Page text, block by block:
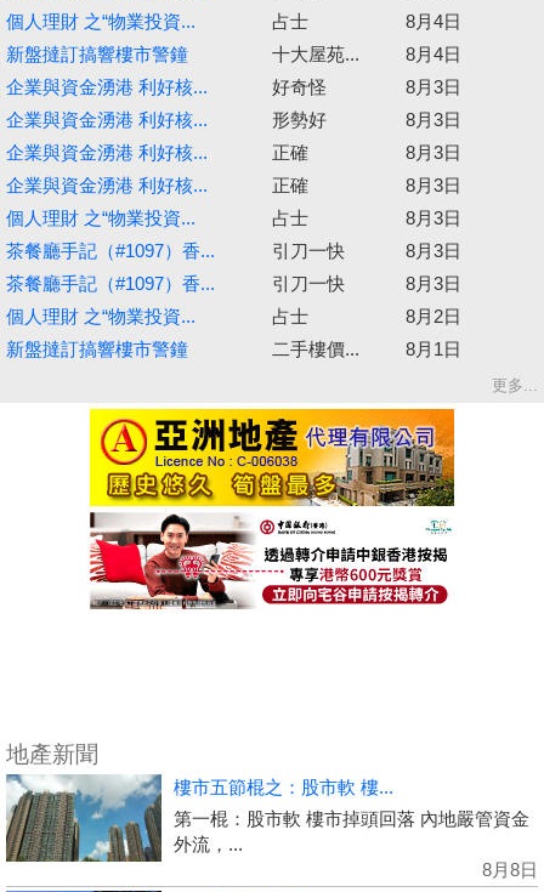
個人理財 之“物業投資...
占士
8月4日
新盤撻訂搞響樓市警鐘
十大屋苑...
8月4日
企業與資金湧港 利好核...
好奇怪
8月3日
企業與資金湧港 利好核...
形勢好
8月3日
企業與資金湧港 利好核...
正確
8月3日
企業與資金湧港 利好核...
正確
8月3日
個人理財 之“物業投資...
占士
8月3日
茶餐廳手記（#1097）香...
引刀一快
8月3日
茶餐廳手記（#1097）香...
引刀一快
8月3日
個人理財 之“物業投資...
占士
8月2日
新盤撻訂搞響樓市警鐘
二手樓價... 8月1日
更多...
地產新聞
樓市五節棍之：股市軟 樓...
第一棍：股市軟 樓市掉頭回落 內地嚴管資金
外流，...
8月8日